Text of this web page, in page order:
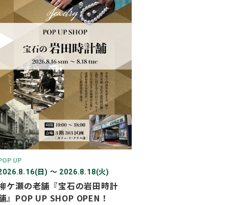
UP
日) 〜 2026.8.18(火)
ケ瀬の老舗『宝石の岩田時計
』POP UP SHOP OPEN！